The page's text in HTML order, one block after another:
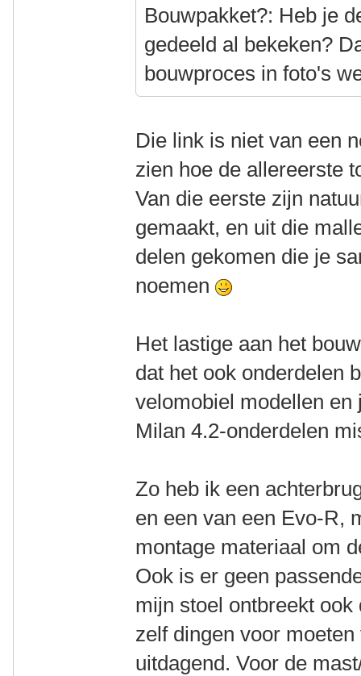
Bouwpakket?: Heb je
gedeeld al bekeken?
bouwproces in foto's
Die link is niet van een
zien hoe de allereerste
Van die eerste zijn
gemaakt, en uit die
delen gekomen die je
noemen
Het lastige aan het
dat het ook onderdelen
velomobiel modellen
Milan 4.2-onderdelen
Zo heb ik een
en een van een Evo-R,
montage materiaal om
Ook is er geen
mijn stoel ontbreekt
zelf dingen voor
uitdagend. Voor de